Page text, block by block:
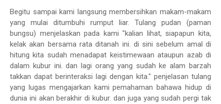
Begitu sampai kami langsung membersihkan makam-makam
yang mulai ditumbuhi rumput liar. Tulang pudan (paman
bungsu) menjelaskan pada kami "kalian lihat, siapapun kita,
kelak akan bersama rata ditanah ini. di sini sebelum amal di
hitung kita sudah menadapat keistimewaan ataupun azab di
dalam kubur ini. dan lagi orang yang sudah ke alam barzah
takkan dapat berinteraksi lagi dengan kita." penjelasan tulang
yang lugas mengajarkan kami pemahaman bahawa hidup di
dunia ini akan berakhir di kubur. dan juga yang sudah pergi tak